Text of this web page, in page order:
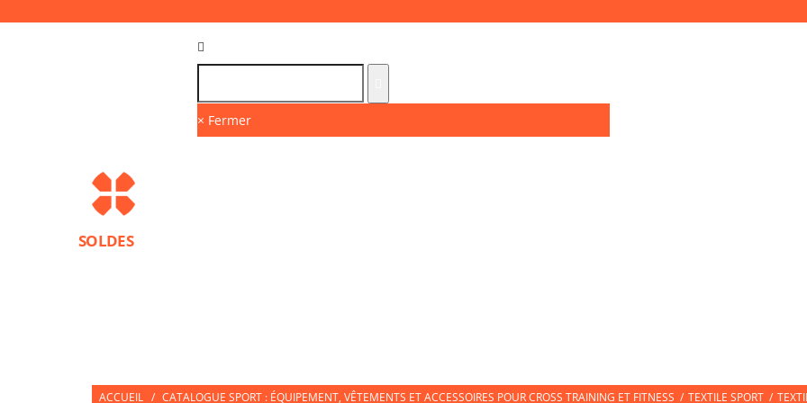
× Fermer
SOLDES
ACCUEIL / CATALOGUE SPORT : ÉQUIPEMENT, VÊTEMENTS ET ACCESSOIRES POUR CROSS TRAINING ET FITNESS / TEXTILE SPORT /